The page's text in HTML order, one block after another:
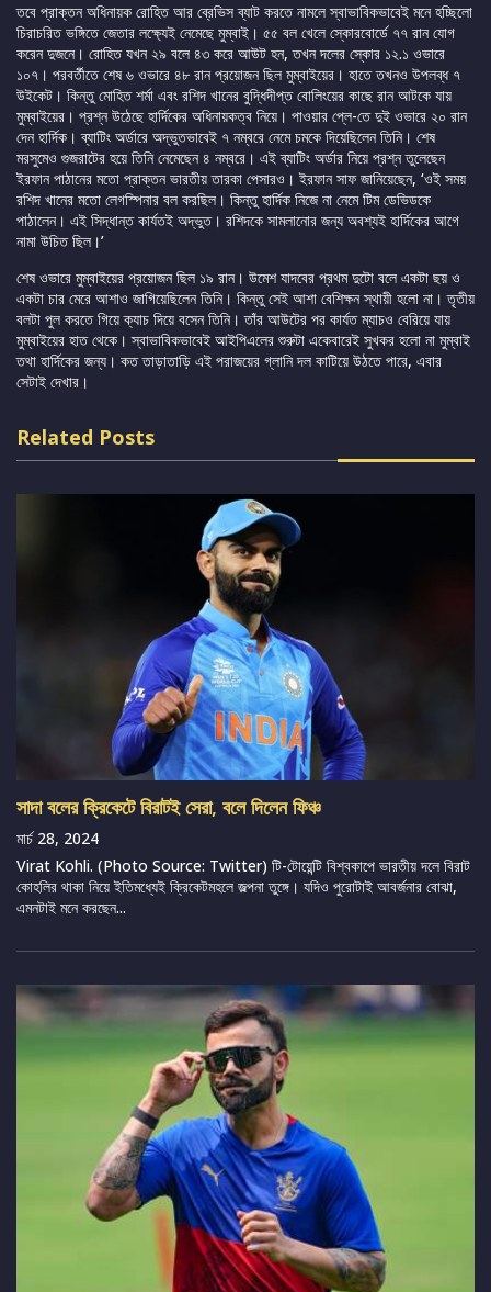
তবে প্রাক্তন অধিনায়ক রোহিত আর ব্রেভিস ব্যাট করতে নামলে স্বাভাবিকভাবেই মনে হচ্ছিলো
চিরাচরিত ভঙ্গিতে জেতার লক্ষ্যেই নেমেছে মুম্বাই। ৫৫ বল খেলে স্কোরবোর্ডে ৭৭ রান যোগ
করেন দুজনে। রোহিত যখন ২৯ বলে ৪৩ করে আউট হন, তখন দলের স্কোর ১২.১ ওভারে
১০৭। পরবর্তীতে শেষ ৬ ওভারে ৪৮ রান প্রয়োজন ছিল মুম্বাইয়ের। হাতে তখনও উপলব্ধ ৭
উইকেট। কিন্তু মোহিত শর্মা এবং রশিদ খানের বুদ্ধিদীপ্ত বোলিংয়ের কাছে রান আটকে যায়
মুম্বাইয়ের। প্রশ্ন উঠেছে হার্দিকের অধিনায়কত্ব নিয়ে। পাওয়ার প্লে-তে দুই ওভারে ২০ রান
দেন হার্দিক। ব্যাটিং অর্ডারে অদ্ভুতভাবেই ৭ নম্বরে নেমে চমকে দিয়েছিলেন তিনি। শেষ
মরসুমেও গুজরাটের হয়ে তিনি নেমেছেন ৪ নম্বরে। এই ব্যাটিং অর্ডার নিয়ে প্রশ্ন তুলেছেন
ইরফান পাঠানের মতো প্রাক্তন ভারতীয় তারকা পেসারও। ইরফান সাফ জানিয়েছেন, ‘ওই সময়
রশিদ খানের মতো লেগস্পিনার বল করছিল। কিন্তু হার্দিক নিজে না নেমে টিম ডেভিডকে
পাঠালেন। এই সিদ্ধান্ত কার্যতই অদ্ভুত। রশিদকে সামলানোর জন্য অবশ্যই হার্দিকের আগে
নামা উচিত ছিল।’
শেষ ওভারে মুম্বাইয়ের প্রয়োজন ছিল ১৯ রান। উমেশ যাদবের প্রথম দুটো বলে একটা ছয় ও
একটা চার মেরে আশাও জাগিয়েছিলেন তিনি। কিন্তু সেই আশা বেশিক্ষন স্থায়ী হলো না। তৃতীয়
বলটা পুল করতে গিয়ে ক্যাচ দিয়ে বসেন তিনি। তাঁর আউটের পর কার্যত ম্যাচও বেরিয়ে যায়
মুম্বাইয়ের হাত থেকে। স্বাভাবিকভাবেই আইপিএলের শুরুটা একেবারেই সুখকর হলো না মুম্বাই
তথা হার্দিকের জন্য। কত তাড়াতাড়ি এই পরাজয়ের গ্লানি দল কাটিয়ে উঠতে পারে, এবার
সেটাই দেখার।
Related Posts
সাদা বলের ক্রিকেটে বিরাটই সেরা, বলে দিলেন ফিঞ্চ
মার্চ 28, 2024
Virat Kohli. (Photo Source: Twitter) টি-টোয়েন্টি বিশ্বকাপে ভারতীয় দলে বিরাট
কোহলির থাকা নিয়ে ইতিমধ্যেই ক্রিকেটমহলে জল্পনা তুঙ্গে। যদিও পুরোটাই আবর্জনার বোঝা,
এমনটাই মনে করছেন...